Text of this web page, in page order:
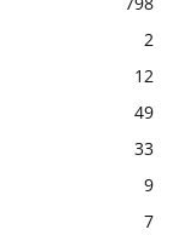
2
12
49
33
9
7